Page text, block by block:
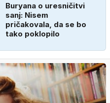
Buryana o uresničitvi
sanj: Nisem
pričakovala, da se bo
tako poklopilo